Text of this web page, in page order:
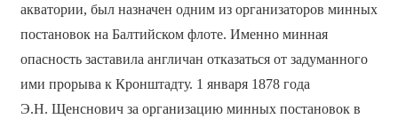
акватории, был назначен одним из организаторов минных
постановок на Балтийском флоте. Именно минная
опасность заставила англичан отказаться от задуманного
ими прорыва к Кронштадту. 1 января 1878 года
Э.Н. Щенснович за организацию минных постановок в